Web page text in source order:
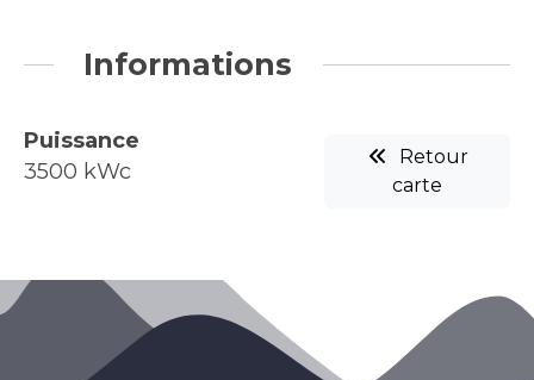
Informations
Puissance
3500 kWc
Retour
carte